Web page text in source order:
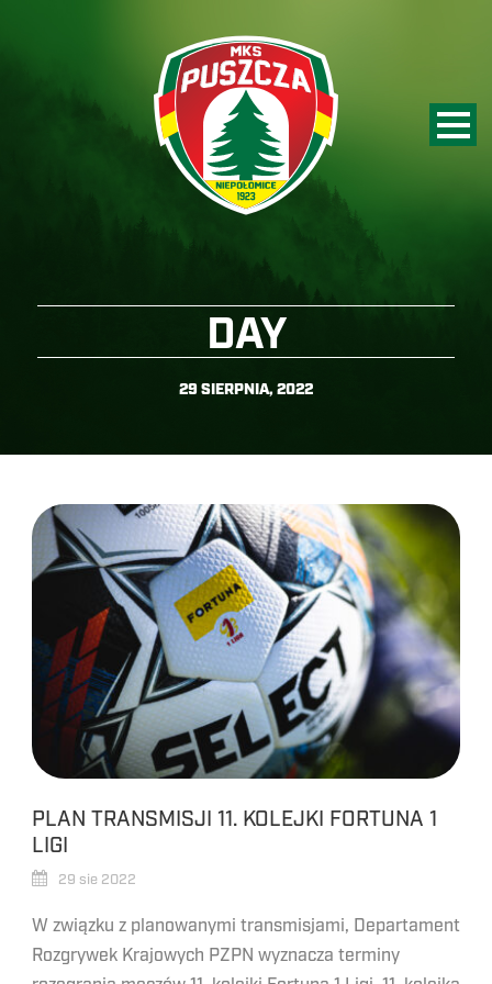
DAY
29 SIERPNIA, 2022
PLAN TRANSMISJI 11. KOLEJKI FORTUNA 1
LIGI
29 sie 2022
W związku z planowanymi transmisjami, Departament
Rozgrywek Krajowych PZPN wyznacza terminy